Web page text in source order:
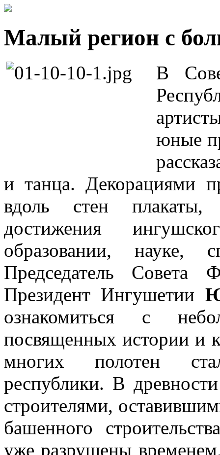
Малый регион с
В
юные
и танца. Декорациями
вдоль стен плакаты,
достижения
образовании, науке,
Председатель Совета
Президент Ингушетии
ознакомиться с
посвященных истории и
многих полотен
республики. В
строителями,
башенного
уже разрушены